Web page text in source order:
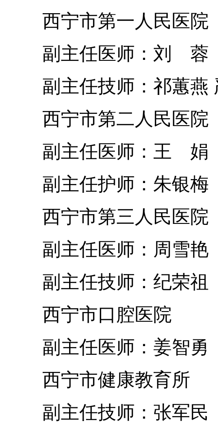
西宁市第一人民医院
副主任医师：刘 蓉
副主任技师：祁蕙燕
西宁市第二人民医院
副主任医师：王 娟
副主任护师：朱银梅
西宁市第三人民医院
副主任医师：周雪艳
副主任技师：纪荣祖
西宁市口腔医院
副主任医师：姜智勇
西宁市健康教育所
副主任技师：张军民